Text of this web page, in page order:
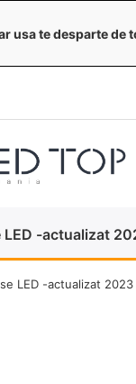
usa te desparte de
LED -actualizat
LED -actualizat 2023